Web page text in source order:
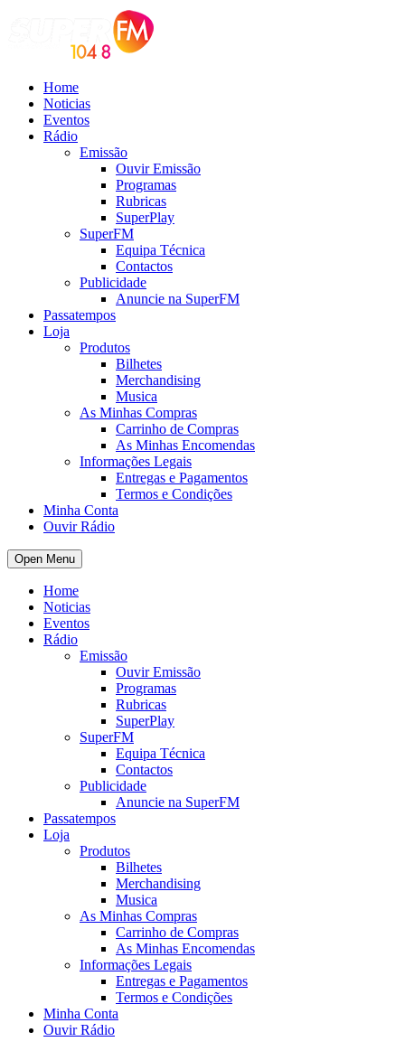
Home
Noticias
Eventos
Rádio
Emissão
Ouvir Emissão
Programas
Rubricas
SuperPlay
SuperFM
Equipa Técnica
Contactos
Publicidade
Anuncie na SuperFM
Passatempos
Loja
Produtos
Bilhetes
Merchandising
Musica
As Minhas Compras
Carrinho de Compras
As Minhas Encomendas
Informações Legais
Entregas e Pagamentos
Termos e Condições
Minha Conta
Ouvir Rádio
Open Menu
Home
Noticias
Eventos
Rádio
Emissão
Ouvir Emissão
Programas
Rubricas
SuperPlay
SuperFM
Equipa Técnica
Contactos
Publicidade
Anuncie na SuperFM
Passatempos
Loja
Produtos
Bilhetes
Merchandising
Musica
As Minhas Compras
Carrinho de Compras
As Minhas Encomendas
Informações Legais
Entregas e Pagamentos
Termos e Condições
Minha Conta
Ouvir Rádio